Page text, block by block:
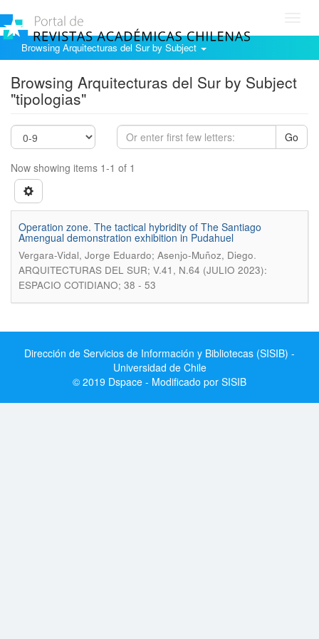
Browsing Arquitecturas del Sur by Subject
Browsing Arquitecturas del Sur by Subject
"tipologias"
Go
Now showing items 1-1 of 1
Operation zone. The tactical hybridity of The Santiago
Amengual demonstration exhibition in Pudahuel
Vergara-Vidal, Jorge Eduardo; Asenjo-Muñoz, Diego.
ARQUITECTURAS DEL SUR; V.41, N.64 (JULIO 2023):
ESPACIO COTIDIANO; 38 - 53
Dirección de Servicios de Información y Bibliotecas (SISIB) -
Universidad de Chile
© 2019 Dspace - Modificado por SISIB